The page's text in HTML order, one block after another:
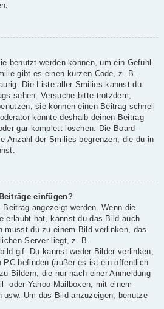
benutzt werden können, um ein Gefühl
gibt es einen kurzen Code, z. B.
Die Liste aller Smilies kannst du
sehen. Versuche bitte trotzdem,
sie können einen Beitrag schnell
könnte deshalb deinen Beitrag
gar komplett löschen. Die Board-
Anzahl der Smilies begrenzen, die du in
einfügen?
angezeigt werden. Wenn die
erlaubt hat, kannst du das Bild auch
musst du zu einem Bild verlinken, das
Server liegt, z. B.
Du kannst weder Bilder verlinken,
PC befinden (außer es ist ein öffentlich
Bildern, die nur nach einer Anmeldung
oder Yahoo-Mailboxen, mit einem
Um das Bild anzuzeigen, benutze